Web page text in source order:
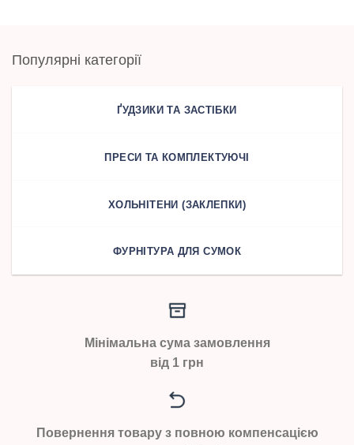
Популярні категорії
ҐУДЗИКИ ТА ЗАСТІБКИ
ПРЕСИ ТА КОМПЛЕКТУЮЧІ
ХОЛЬНІТЕНИ (ЗАКЛЕПКИ)
ФУРНІТУРА ДЛЯ СУМОК
Мінімальна сума замовлення
від 1 грн
Повернення товару з повною компенсацією